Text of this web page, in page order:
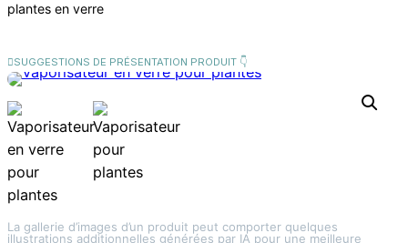
plantes en verre
La gallerie d’images d’un produit peut comporter quelques
illustrations additionnelles générées par IA pour une meilleure